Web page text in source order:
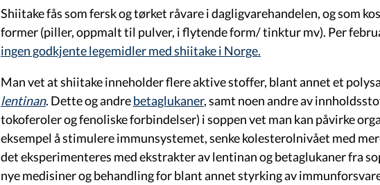
Shiitake fås som fersk og tørket råvare i dagligvarehandelen, og som
former (piller, oppmalt til pulver, i flytende form/ tinktur mv). Per
ingen godkjente legemidler med shiitake i Norge.
Man vet at shiitake inneholder flere aktive stoffer, blant annet et
lentinan. Dette og andrebetaglukaner, samt noen andre av
tokoferoler og fenoliske forbindelser) i soppen vet man kan påvirke
eksempel å stimulere immunsystemet, senke kolesterolnivået med
det eksperimenteres med ekstrakter av lentinan og betaglukaner fra
nye medisiner og behandling for blant annet styrking av